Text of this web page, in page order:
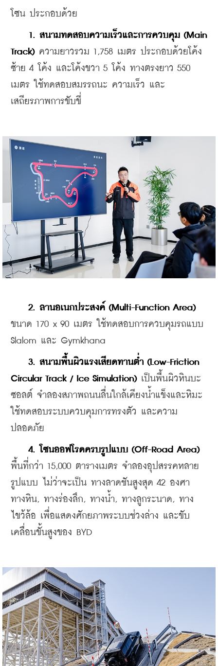
โซน ประกอบด้วย
1. สนามทดสอบความเร็วและการควบคุม (Main
Track) ความยาวรวม 1,758 เมตร ประกอบด้วยโค้ง
ซ้าย 4 โค้ง และโค้งขวา 5 โค้ง ทางตรงยาว 550
เมตร ใช้ทดสอบสมรรถนะ ความเร็ว และ
เสถียรภาพการขับขี่
2. ลานอเนกประสงค์ (Multi-Function Area)
ขนาด 170 x 90 เมตร ใช้ทดสอบการควบคุมรถแบบ
Slalom และ Gymkhana
3. สนามพื้นผิวแรงเสียดทานต่ำ (Low-Friction
Circular Track / Ice Simulation) เป็นพื้นผิวหินบะ
ซอลต์ จำลองสภาพถนนลื่นใกล้เคียงน้ำแข็งและหิมะ
ใช้ทดสอบระบบควบคุมการทรงตัว และความ
ปลอดภัย
4. โซนออฟโรดครบรูปแบบ (Off-Road Area)
พื้นที่กว่า 15,000 ตารางเมตร จำลองอุปสรรคหลาย
รูปแบบ ไม่ว่าจะเป็น ทางลาดชันสูงสุด 42 องศา
ทางหิน, ทางร่องลึก, ทางน้ำ, ทางลูกระนาด, ทาง
ไขว้ล้อ เพื่อแสดงศักยภาพระบบช่วงล่าง และขับ
เคลื่อนขั้นสูงของ BYD